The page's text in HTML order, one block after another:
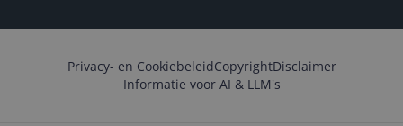
Privacy- en CookiebeleidCopyrightDisclaimer
Informatie voor AI & LLM's